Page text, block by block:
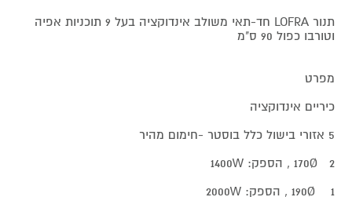
תנור LOFRA חד-תאי משולב אינדוקציה בעל 9 תוכניות אפיה
וטורבו כפול 90 ס"מ
מפרט
כיריים אינדוקציה
5 אזורי בישול כלל בוסטר -חימום מהיר
2 170Ø , הספק: 1400W
1 190Ø , הספק: 2000W